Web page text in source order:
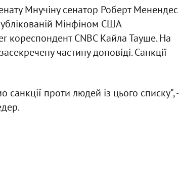
Мнучіну сенатор Роберт Менендес
Мінфіном США
кореспондент CNBC Кайла Тауше. На
частину доповіді. Санкції
проти людей із цього списку", -